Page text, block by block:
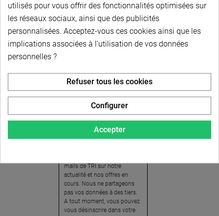
Newsletter
Pour recevoir notre
newsletter, nous vous
invitons à créer votre espace
client (cliquez sur « Compte »
en haut à droite de la page) et
cliquer sur « oui » pour vous
mails de TRI sur notre
actualité et nos offres en
cours. Nous ne partageons
pas vos données à des tiers.
A tout moment, vous pouvez
vous désinscrire dans votre
utilisés pour vous offrir des fonctionnalités optimisées sur
les réseaux sociaux, ainsi que des publicités
personnalisées. Acceptez-vous ces cookies ainsi que les
implications associées à l'utilisation de vos données
personnelles ?
Accepter
Refuser tous les cookies
Configurer